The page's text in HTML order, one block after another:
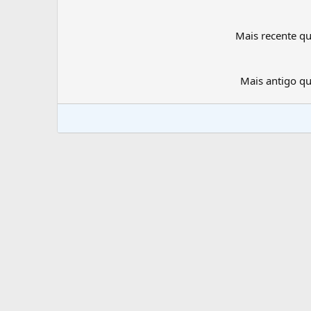
Mais recente
Mais antigo